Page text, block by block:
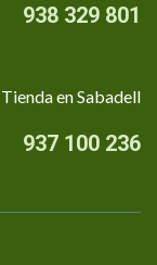
938 329 801
Tienda en Sabadell
937 100 236